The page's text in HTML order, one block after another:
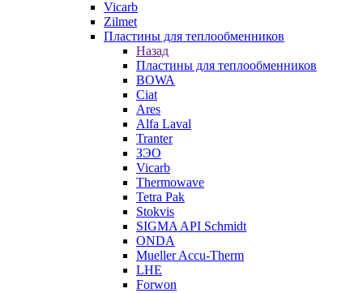
Vicarb
Zilmet
Пластины для теплообменников
Назад
Пластины для теплообменников
BOWA
Ciat
Ares
Alfa Laval
Tranter
ЗЭО
Vicarb
Thermowave
Tetra Pak
Stokvis
SIGMA API Schmidt
ONDA
Mueller Accu-Therm
LHE
Forwon